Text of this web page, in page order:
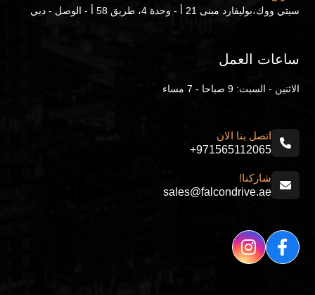
سيتي ووك،بوليفارد مبنى 21 أ - وحدة 4، طريق 58 أ - الوصل - دبي
ساعات العمل
الاثنين - السبت: 9 صباحا - 7 مساء
اتصل بنا الان
+971565112065
شاركنا!
sales@falcondrive.ae